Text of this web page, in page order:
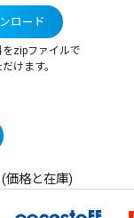
ロード
zipファイルで
けます。
価格と在庫)